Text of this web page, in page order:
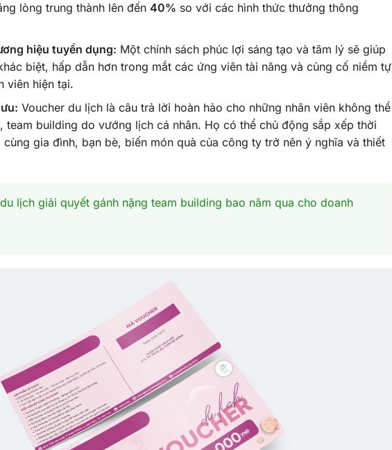
lòng trung thành lên đến40% so với các hình thức thưởng thông
hiệu tuyển dụng: Một chính sách phúc lợi sáng tạo và tâm lý sẽ giúp
biệt, hấp dẫn hơn trong mắt các ứng viên tài năng và củng cố niềm tự
viên hiện tại.
Voucher du lịch là câu trả lời hoàn hảo cho những nhân viên không thể
team building do vướng lịch cá nhân. Họ có thể chủ động sắp xếp thời
gia đình, bạn bè, biến món quà của công ty trở nên ý nghĩa và thiết
lịch giải quyết gánh nặng team building bao năm qua cho doanh